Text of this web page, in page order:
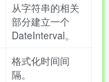
从字符串的相关
部分建立一个
DateInterval。
格式化时间间
隔。